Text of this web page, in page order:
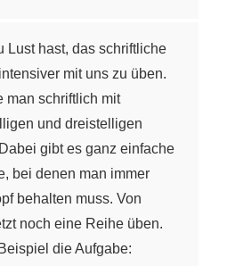
Lust hast, das schriftliche
mit uns zu üben.
man schriftlich mit
und dreistelligen
gibt es ganz einfache
bei denen man immer
behalten muss. Von
noch eine Reihe üben.
die Aufgabe: